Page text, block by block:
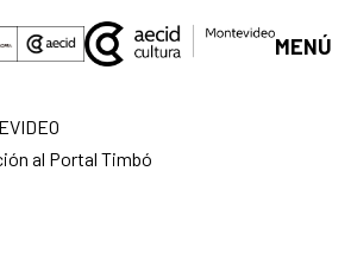
MENÚ
al Portal Timbó